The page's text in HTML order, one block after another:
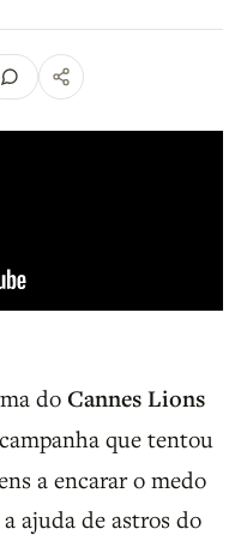
do Cannes Lions
que tentou
a encarar o medo
ajuda de astros do